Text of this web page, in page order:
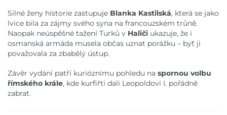
Silné ženy historie zastupuje Blanka Kastilská, která se jako
lvice bila za zájmy svého syna na francouzském trůně.
Naopak neúspěšné tažení Turků v Haliči ukazuje, že i
osmanská armáda musela občas uznat porážku – byť ji
považovala za zbabělý ústup.
Závěr vydání patří kurióznímu pohledu na spornou volbu
římského krále, kde kurfiřti dali Leopoldovi I. pořádně
zabrat.